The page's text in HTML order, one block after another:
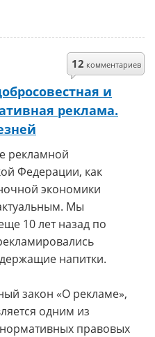
12 комментариев
и
реклама.
рекламной
Федерации, как
экономики
Мы
10 лет назад по
напитки.
закон «О рекламе»,
одним из
правовых